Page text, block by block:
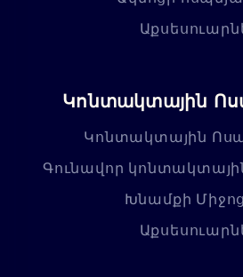
Կոնտակտային
Կոնտակտային
Գունավոր
Խնամքի